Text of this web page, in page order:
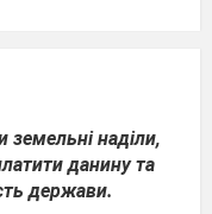
земельні наділи,
данину та
держави.